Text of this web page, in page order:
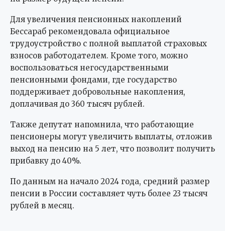
Для увеличения пенсионных накоплений
Бессараб рекомендовала официальное
трудоустройство с полной выплатой страховых
взносов работодателем. Кроме того, можно
воспользоваться негосударственными
пенсионными фондами, где государство
поддерживает добровольные накопления,
доплачивая до 360 тысяч рублей.
Также депутат напомнила, что работающие
пенсионеры могут увеличить выплаты, отложив
выход на пенсию на 5 лет, что позволит получить
прибавку до 40%.
По данным на начало 2024 года, средний размер
пенсии в России составляет чуть более 23 тысяч
рублей в месяц.